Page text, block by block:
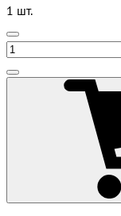
1 шт.